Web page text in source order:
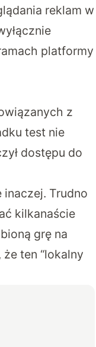
reklam w
platformy
z
test nie
dostępu do
Trudno
kilkanaście
grę na
ten “lokalny